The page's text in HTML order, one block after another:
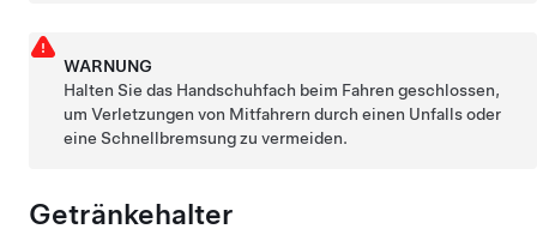
WARNUNG
Halten Sie das Handschuhfach beim Fahren geschlossen,
um Verletzungen von Mitfahrern durch einen Unfalls oder
eine Schnellbremsung zu vermeiden.
Getränkehalter